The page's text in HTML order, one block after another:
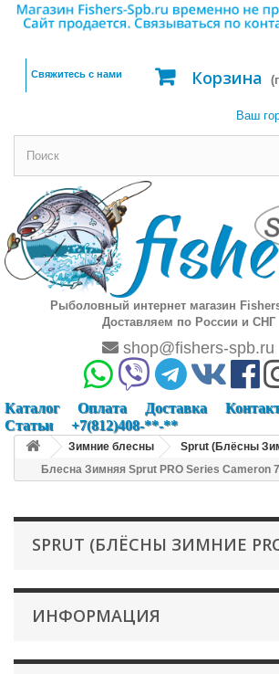
Корзина
Свяжитесь с нами
Ваш
Рыболовный интернет магазин
Доставляем по России и СНГ
shop@fishers-spb.ru
Каталог Оплата Доставка
Статьи
+7(812)408-**-**
Зимние блесны
Sprut (Блёсны
Блесна Зимняя Sprut PRO Series Cameron
SPRUT (БЛЁСНЫ ЗИМНИЕ PRO
ИНФОРМАЦИЯ